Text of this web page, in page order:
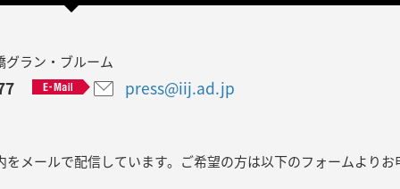
ラン・ブルーム
press@iij.ad.jp
メールで配信しています。ご希望の方は以下のフォームよりお